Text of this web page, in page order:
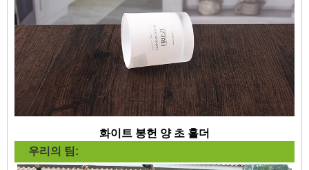
화이트 봉헌 양 초 홀더
우리의 팀: